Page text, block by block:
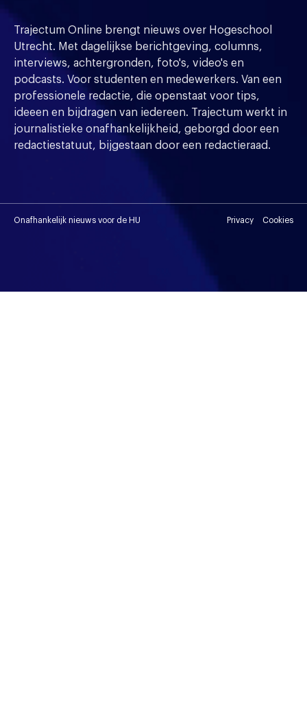
Trajectum Online brengt nieuws over Hogeschool
Utrecht. Met dagelijkse berichtgeving, columns,
interviews, achtergronden, foto's, video's en
podcasts. Voor studenten en medewerkers. Van een
professionele redactie, die openstaat voor tips,
ideeen en bijdragen van iedereen. Trajectum werkt in
journalistieke onafhankelijkheid, geborgd door een
redactiestatuut, bijgestaan door een redactieraad.
Onafhankelijk nieuws voor de HU Privacy Cookies